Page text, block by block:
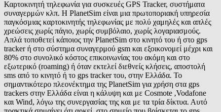
Καρτοκινητή τηλεφωνία για συσκευές GPS Tracker, συστήματα
συναγερμών κλπ. H PlanetSim είναι μια πρωτοποριακή υπηρεσία
παγκόσμιας καρτοκινητής τηλεφωνίας με πολύ χαμηλές και απλές
χρεώσεις χωρίς πάγιο, χωρίς συμβόλαιο, χωρίς λογαριασμούς.
Απλά τοποθετεί κάποιος την PlanetSim στο κινητό του ή στο gps
tracker ή στο σύστημα συναγερμού gsm και εξοικονομεί μέχρι και
80% στο συνολικό κόστος επικοινωνίας του ακόμη και στο
εξωτερικό (roaming) ή όταν εκτελεί διεθνείς κλήσεις, αποστολή
sms από το κινητό ή το gps tracker του, στην Ελλάδα. Το
σημαντικότερο πλεονέκτημα της PlanetSim για χρήση στα gps
trackers στην Ελλάδα είναι η κάλυψη και με Cosmote ,Vodafone
και Wind, λόγω της συνεργασίας της και με τα τρία δίκτυα. Αυτό